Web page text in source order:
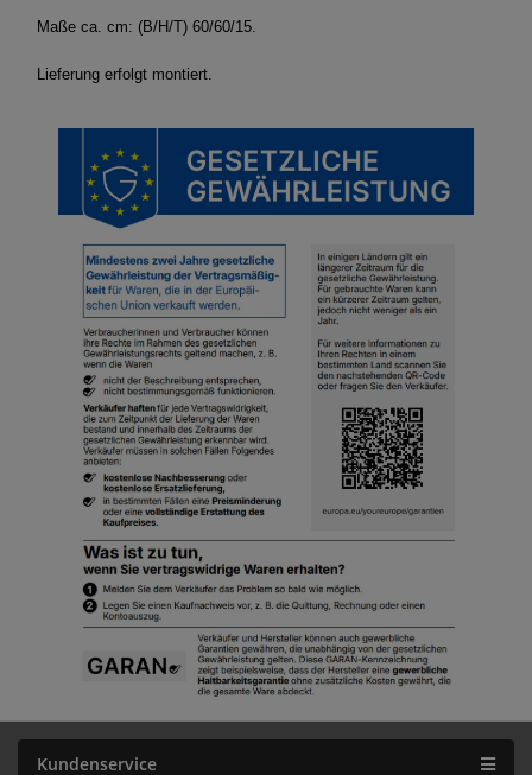
Maße ca. cm: (B/H/T) 60/60/15.
Lieferung erfolgt montiert.
Kundenservice